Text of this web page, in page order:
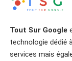
Tout Sur Google
technologie dédié
services mais